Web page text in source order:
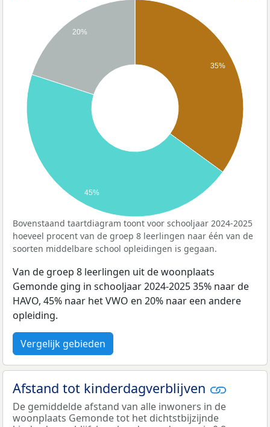
35%
20%
45%
Bovenstaand taartdiagram toont voor schooljaar 2024-2025
hoeveel procent van de groep 8 leerlingen naar één van de
soorten middelbare school opleidingen is gegaan.
Van de groep 8 leerlingen uit de woonplaats
Gemonde ging in schooljaar 2024-2025 35% naar de
HAVO, 45% naar het VWO en 20% naar een andere
opleiding.
Vergelijk gebieden
Afstand tot kinderdagverblijven
De gemiddelde afstand van alle inwoners in de
woonplaats Gemonde tot het dichtstbijzijnde